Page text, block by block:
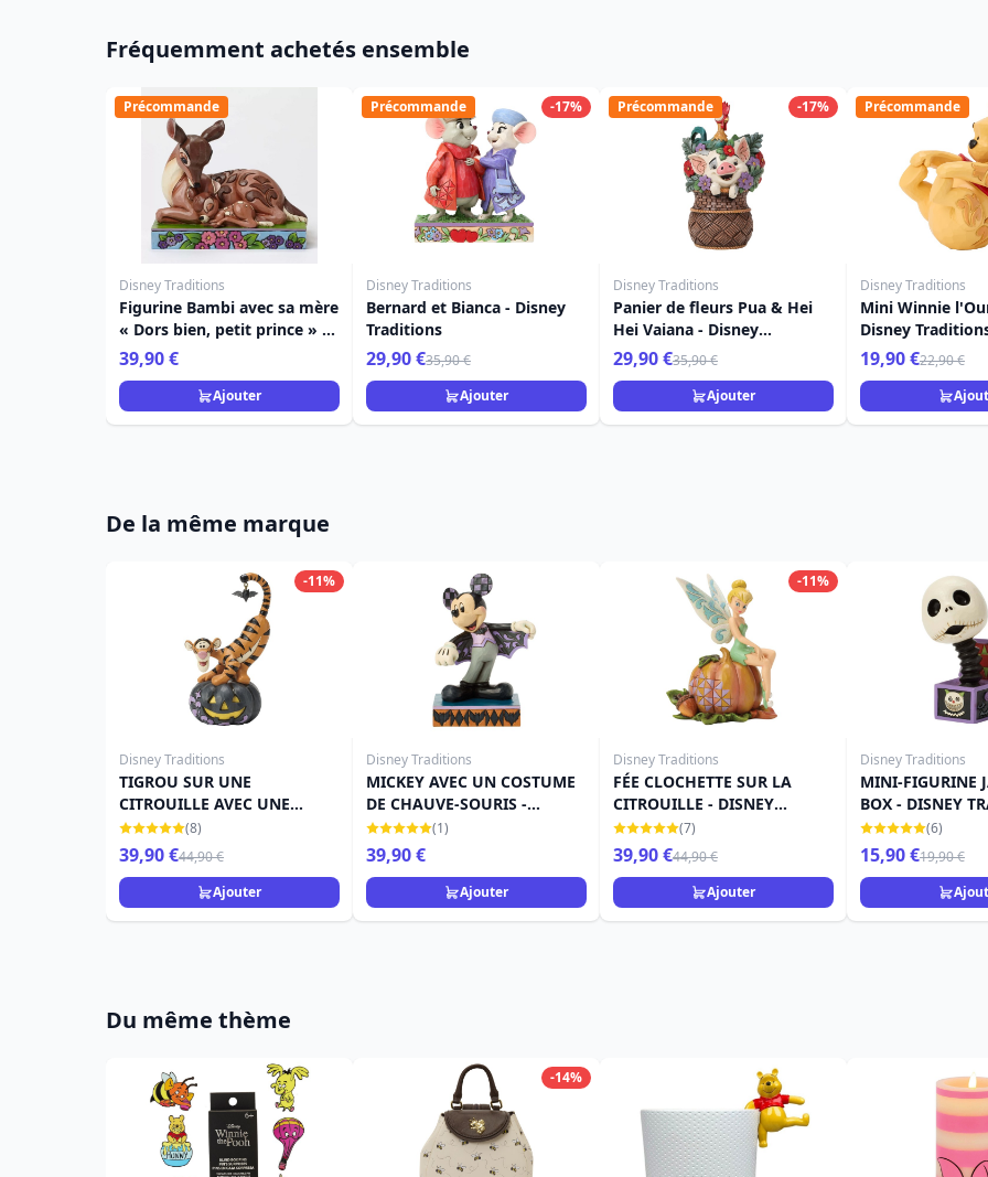
Fréquemment achetés ensemble
Précommande
Disney Traditions
Figurine Bambi avec sa mère
« Dors bien, petit prince » -
Disney Traditions
39,90 €
Ajouter
-17%
Précommande
Disney Traditions
Bernard et Bianca - Disney
Traditions
29,90 €35,90 €
Ajouter
-17%
Précommande
Disney Traditions
Panier de fleurs Pua & Hei
Hei Vaiana - Disney
Traditions
29,90 €35,90 €
Ajouter
Précommande
Disney Traditions
Mini Winnie
Disney
19,90 €22,90 €
De la même marque
-11%
Disney Traditions
TIGROU SUR UNE
CITROUILLE AVEC UNE
CHAUVE-SOURIS - DISNEY
TRADITIONS
(8)
39,90 €44,90 €
Ajouter
Disney Traditions
MICKEY AVEC UN COSTUME
DE CHAUVE-SOURIS -
DISNEY TRADITIONS
(1)
39,90 €
Ajouter
-11%
Disney Traditions
FÉE CLOCHETTE SUR LA
CITROUILLE - DISNEY
TRADITIONS
(7)
39,90 €44,90 €
Ajouter
Disney Traditions
MINI-FIGURINE
BOX - DISNEY
(6)
15,90 €19,90 €
Du même thème
-14%